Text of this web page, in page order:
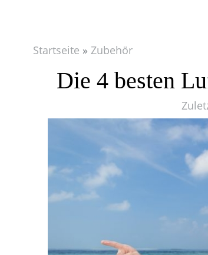
Startseite Zubehör
Die 4 besten